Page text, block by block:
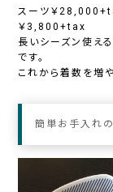
スーツ￥
￥3,800+tax
長いシーズン使え
です。
これから着数を増
簡単お手入れ